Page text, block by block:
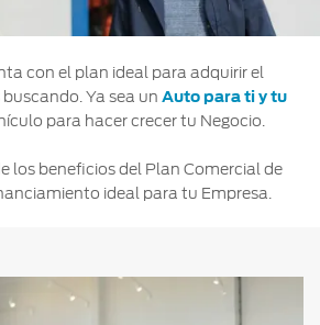
con el plan ideal para adquirir el
Ya sea un Auto para ti y tu
para hacer crecer tu Negocio.
los beneficios del Plan Comercial de
ideal para tu Empresa.